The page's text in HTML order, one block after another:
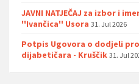
JAVNI NATJEČAJ za izbor i
''Ivančica'' Usora 31. Jul 2026
Potpis Ugovora o dodjeli
dijabetičara - Kruščik 31. Jul